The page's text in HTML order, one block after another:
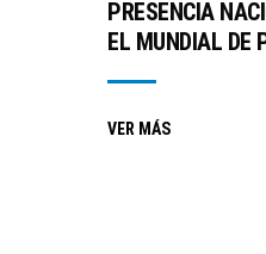
PRESENCIA
EL MUNDIAL DE
VER MÁS